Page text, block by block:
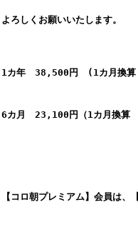
よろしくお願いいたします。
1カ年　38,500円　(1カ月換
6カ月　23,100円（1カ月換算　
【コロ朝プレミアム】会員は、